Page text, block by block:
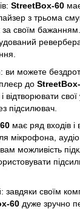
StreetBox-60
з трьома
за своїм
ви можете
до
відтворювати
підсилювач.
має ряд входів
мікрофона, аудіо
можливість
завдяки своїм
60 дуже зручно